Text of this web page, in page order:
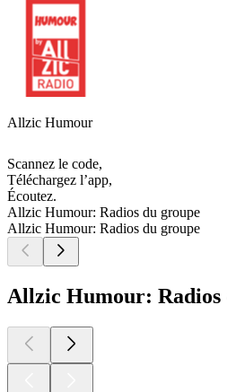
Allzic Humour
Scannez le code,
Téléchargez l’app,
Écoutez.
Allzic Humour: Radios du groupe
Allzic Humour: Radios du groupe
Allzic Humour: Radios